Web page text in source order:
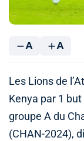
A A
Les Lions de
Kenya par 1
groupe A du
(CHAN-2024),